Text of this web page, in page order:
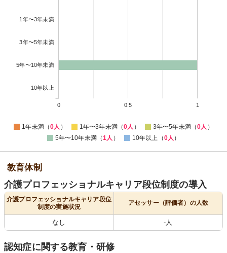
1年〜3年未満
3年〜5年未満
5年〜10年未満
10年以上
0 0.5 1
1年未満（0人 ） 1年〜3年未満（0人 ） 3年〜5年未満（0人 ）
5年〜10年未満（1人 ） 10年以上（0人 ）
教育体制
介護プロフェッショナルキャリア段位制度の導入
介護プロフェッショナルキャリア段位
制度の実施状況
アセッサー（評価者）の人数
なし -人
認知症に関する教育・研修